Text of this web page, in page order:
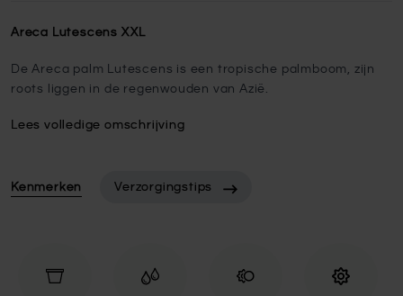
Areca Lutescens XXL
De Areca palm Lutescens is een tropische palmboom, zijn
roots liggen in de regenwouden van Azië.
Lees volledige omschrijving
Kenmerken Verzorgingstips